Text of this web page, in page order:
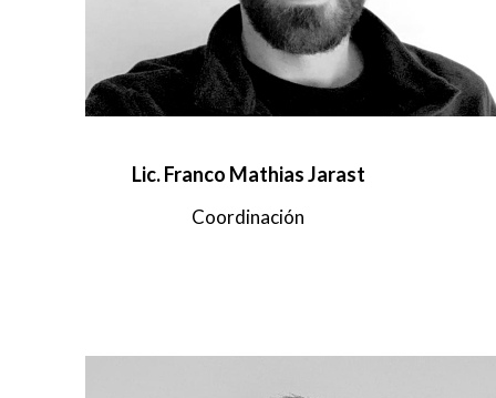
Lic. Franco Mathias Jarast
Coordinación